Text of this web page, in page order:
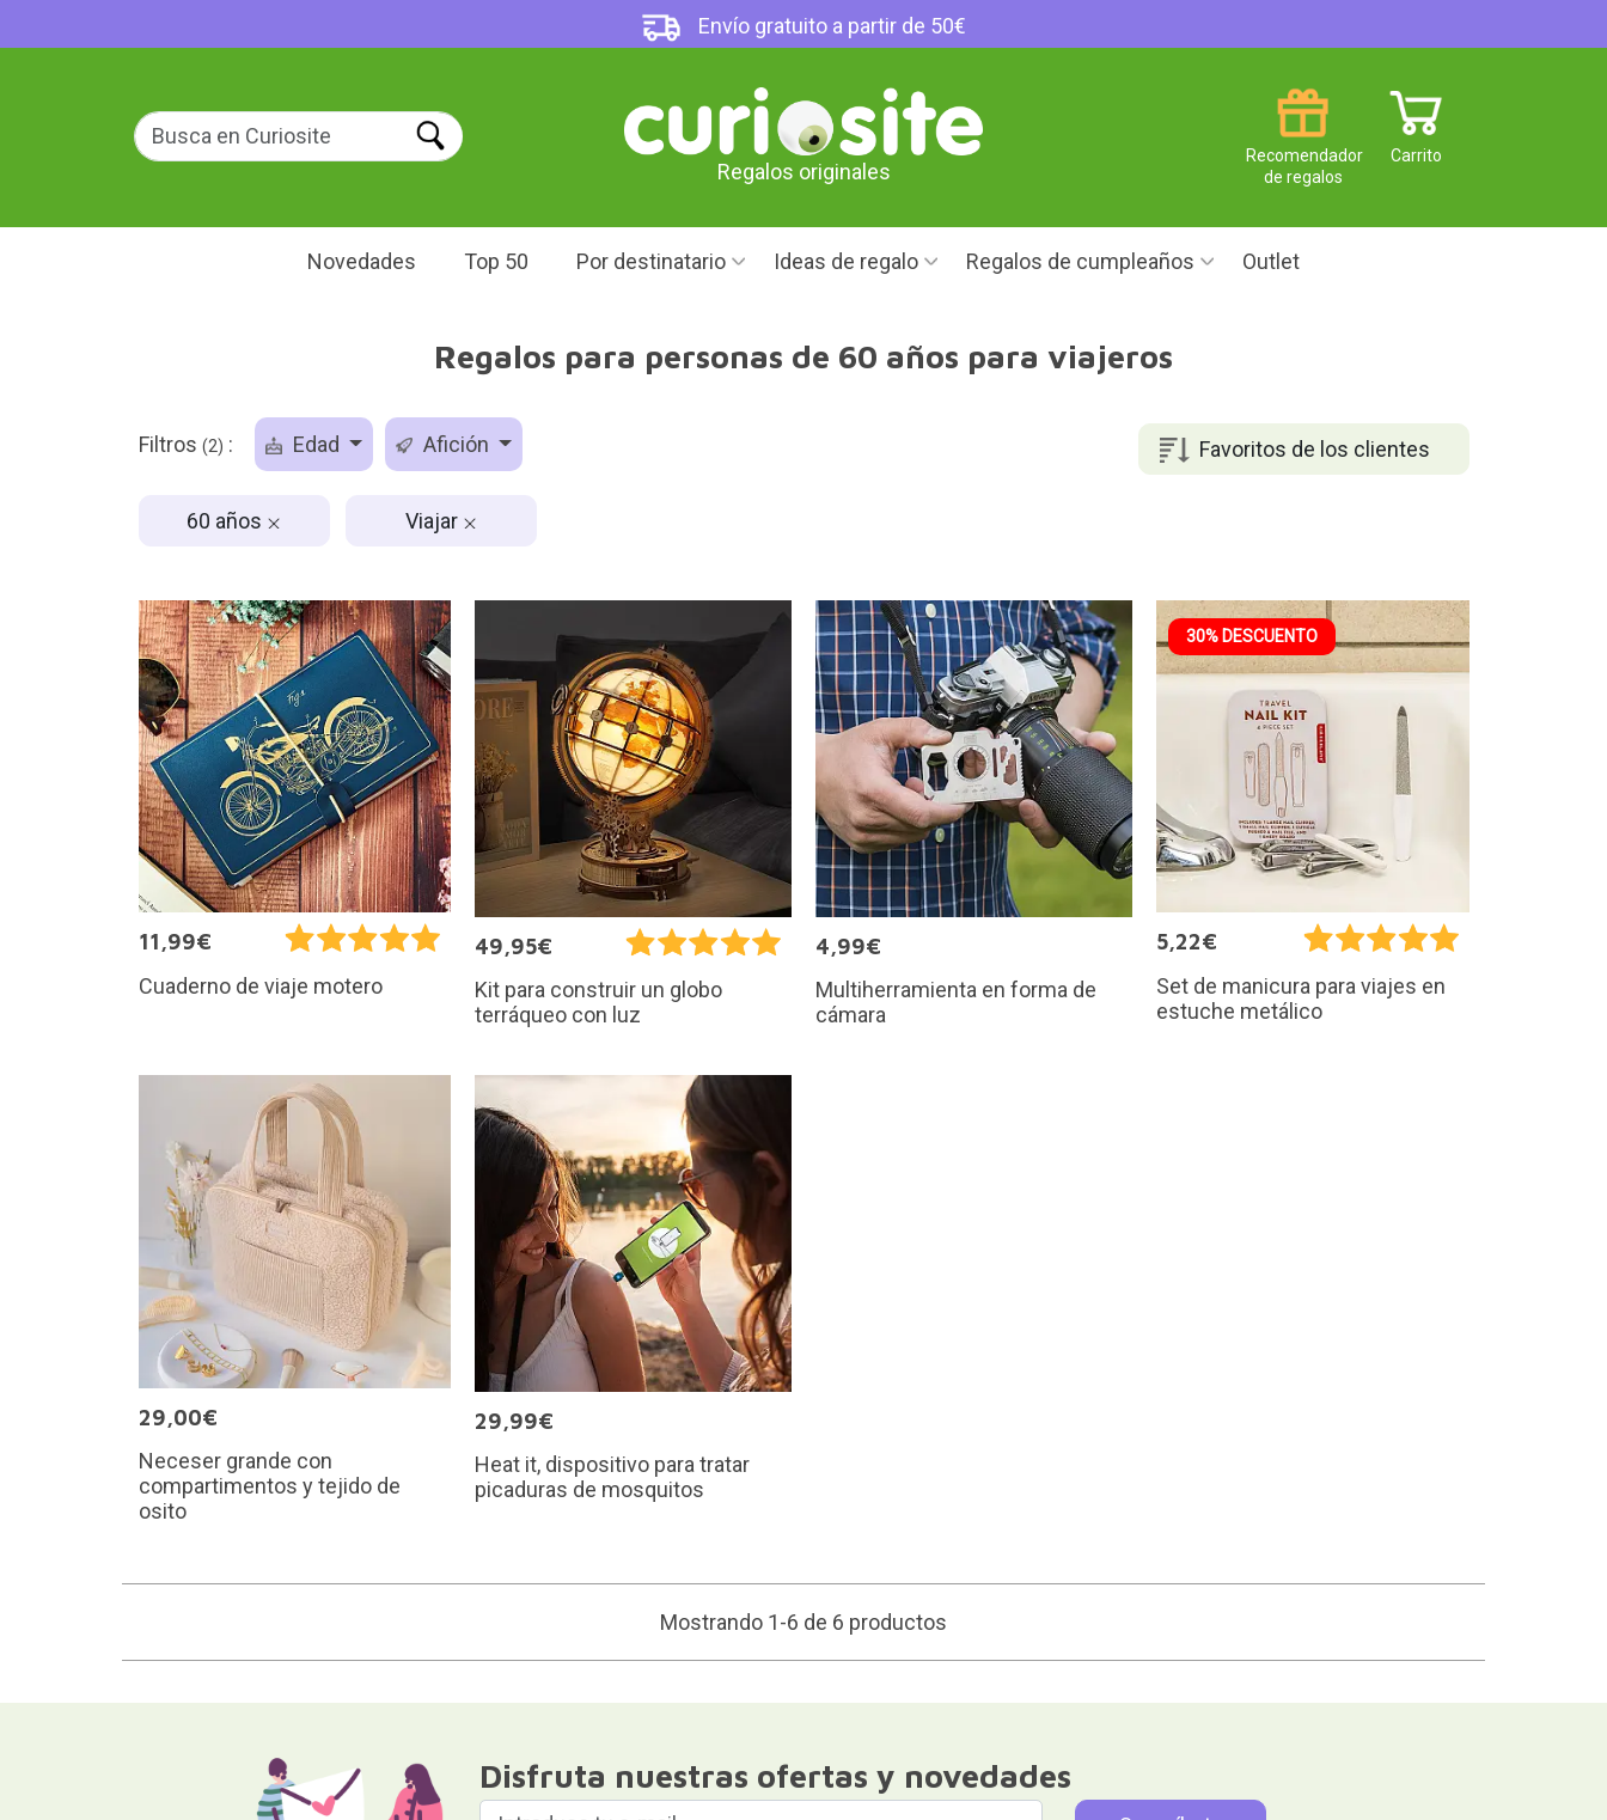
Envío gratuito a partir de 50€
Regalos originales
Carrito
Recomendador
de regalos
Novedades Top 50 Por destinatario Ideas de regalo Regalos de cumpleaños Outlet
Regalos para personas de 60 años para viajeros
Favoritos de los clientes
Filtros (2) : Edad Afición
60 años Viajar
11,99€
Cuaderno de viaje motero
49,95€
Kit para construir un globo
terráqueo con luz
4,99€
Multiherramienta en forma de
cámara
30% DESCUENTO
5,22€
Set de manicura para viajes en
estuche metálico
29,00€
Neceser grande con
compartimentos y tejido de
osito
29,99€
Heat it, dispositivo para tratar
picaduras de mosquitos
Mostrando 1-6 de 6 productos
Disfruta nuestras ofertas y novedades